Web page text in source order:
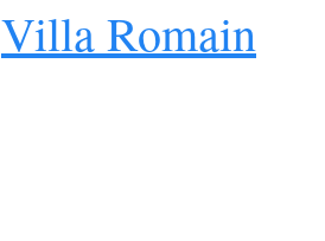
Villa Romain